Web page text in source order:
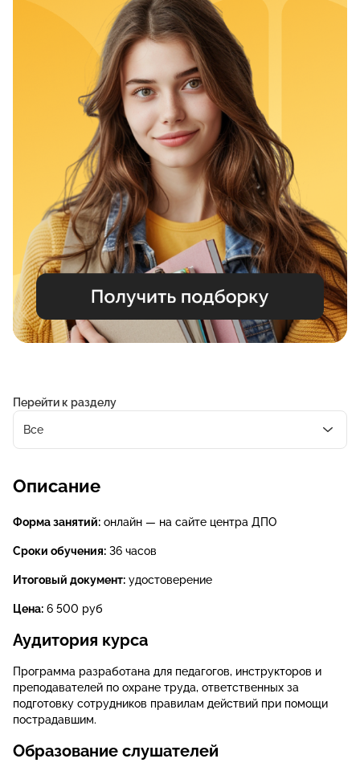
Перейти к разделу
Все
Описание
Форма занятий: онлайн — на сайте центра ДПО
Сроки обучения: 36 часов
Итоговый документ: удостоверение
Цена: 6 500 руб
Аудитория курса
Программа разработана для педагогов, инструкторов и
преподавателей по охране труда, ответственных за
подготовку сотрудников правилам действий при помощи
пострадавшим.
Образование слушателей